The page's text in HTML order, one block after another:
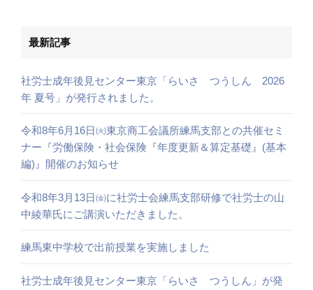
最新記事
社労士成年後見センター東京「らいさ つうしん 2026
年 夏号」が発行されました。
令和8年6月16日㈫東京商工会議所練馬支部との共催セミ
ナー『労働保険・社会保険『年度更新＆算定基礎』(基本
編)』開催のお知らせ
令和8年3月13日㈮に社労士会練馬支部研修で社労士の山
中綾華氏にご講演いただきました。
練馬東中学校で出前授業を実施しました
社労士成年後見センター東京「らいさ つうしん」が発